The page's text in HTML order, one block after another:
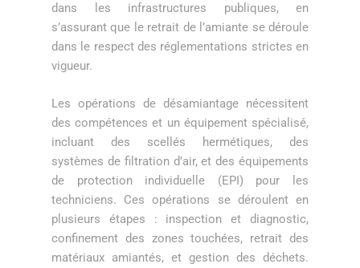
dans les infrastructures publiques, en
s’assurant que le retrait de l’amiante se déroule
dans le respect des réglementations strictes en
vigueur.
Les opérations de désamiantage nécessitent
des compétences et un équipement spécialisé,
incluant des scellés hermétiques, des
systèmes de filtration d’air, et des équipements
de protection individuelle (EPI) pour les
techniciens. Ces opérations se déroulent en
plusieurs étapes : inspection et diagnostic,
confinement des zones touchées, retrait des
matériaux amiantés, et gestion des déchets.